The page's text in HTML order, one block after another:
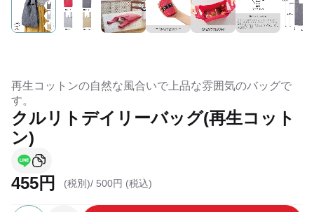
再生コットンの自然な風合いで上品な雰囲気のバッグで
す。
クルリトデイリーバッグ(再生コット
ン)
455円 (税別)/ 500円 (税込)